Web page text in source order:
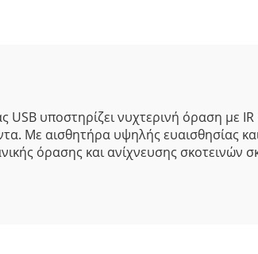
υποστηρίζει νυχτερινή όραση με
Με αισθητήρα υψηλής ευαισθησίας
όρασης και ανίχνευσης σκοτεινών